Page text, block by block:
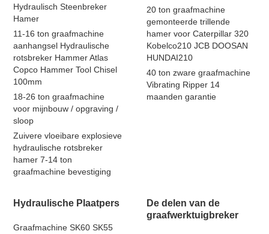
Hydraulisch Steenbreker
Hamer
11-16 ton graafmachine
aanhangsel Hydraulische
rotsbreker Hammer Atlas
Copco Hammer Tool Chisel
100mm
18-26 ton graafmachine
voor mijnbouw / opgraving /
sloop
Zuivere vloeibare explosieve
hydraulische rotsbreker
hamer 7-14 ton
graafmachine bevestiging
20 ton graafmachine
gemonteerde trillende
hamer voor Caterpillar 320
Kobelco210 JCB DOOSAN
HUNDAI210
40 ton zware graafmachine
Vibrating Ripper 14
maanden garantie
Hydraulische Plaatpers
Graafmachine SK60 SK55
De delen van de
graafwerktuigbreker